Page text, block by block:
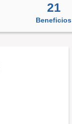
21
Beneficios